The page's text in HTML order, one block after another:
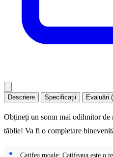
Descriere Specificații Evaluări
Obțineți un somn mai odihnitor de
tăblie! Va fi o completare
Catifea moale: Catifeaua este o